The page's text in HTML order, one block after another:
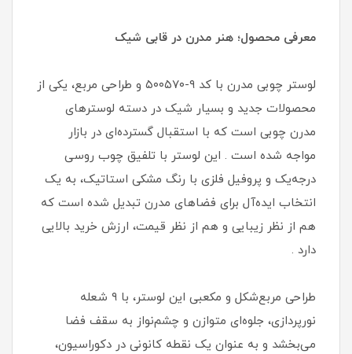
معرفی محصول؛ هنر مدرن در قابی شیک
لوستر چوبی مدرن با کد ۹-۵۰۰۵۷۰ و طراحی مربع، یکی از
محصولات جدید و بسیار شیک در دسته لوسترهای
مدرن چوبی است که با استقبال گسترده‌ای در بازار
مواجه شده است . این لوستر با تلفیق چوب روسی
درجه‌یک و پروفیل فلزی با رنگ مشکی استاتیک، به یک
انتخاب ایده‌آل برای فضاهای مدرن تبدیل شده است که
هم از نظر زیبایی و هم از نظر قیمت، ارزش خرید بالایی
دارد .
طراحی مربع‌شکل و مکعبی این لوستر، با ۹ شعله
نورپردازی، جلوه‌ای متوازن و چشم‌نواز به سقف فضا
می‌بخشد و به عنوان یک نقطه کانونی در دکوراسیون،